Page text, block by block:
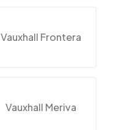
Vauxhall Frontera
Vauxhall Meriva